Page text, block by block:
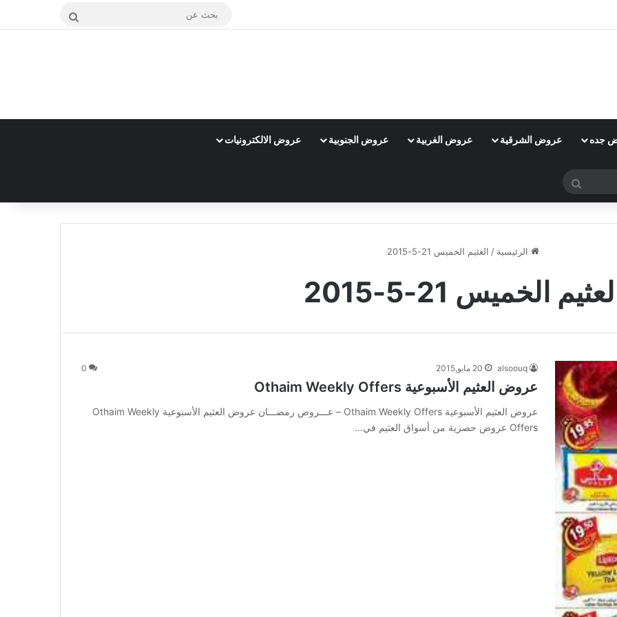
بحث
جده عروض الشرقية عروض الغربية عروض الجنوبية عروض الالكترونيات
بحث
الرئيسية / العثيم الخميس 21-5-2015
الخميس 21-5-2015
alsoouq 20 مايو,2015 0
عروض العثيم الأسبوعية Othaim Weekly Offers
عروض العثيم الأسبوعية Othaim Weekly Offers – عـــروض رمضـــان عروض العثيم الأسبوعية Othaim Weekly
Offers عروض حصرية من أسواق العثيم في…